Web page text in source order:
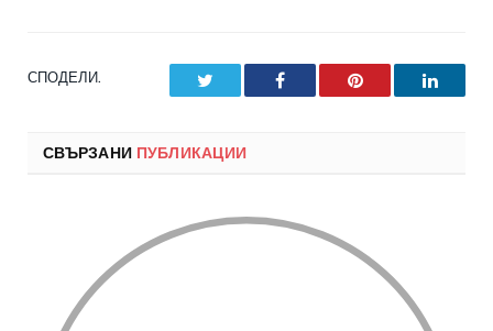
СПОДЕЛИ. Facebook Pinterest
СВЪРЗАНИ ПУБЛИКАЦИИ